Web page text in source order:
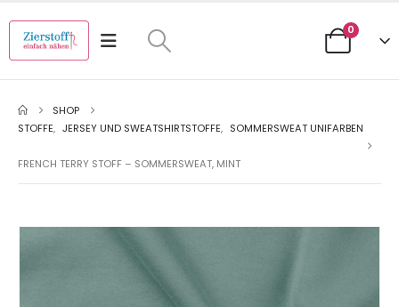
0
SHOP
STOFFE, JERSEY UND SWEATSHIRTSTOFFE, SOMMERSWEAT UNIFARBEN
FRENCH TERRY STOFF – SOMMERSWEAT, MINT